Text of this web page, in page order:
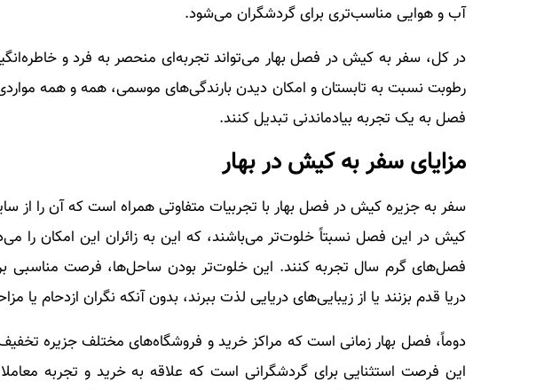
آب و هوایی مناسب‌تری برای گردشگران می‌شود.
در کل، سفر به کیش در فصل بهار می‌تواند تجربه‌ای منحصر به فرد و
رطوبت نسبت به تابستان و امکان دیدن بارندگی‌های موسمی، همه و همه
فصل به یک تجربه بیادماندنی تبدیل کنند.
مزایای سفر به کیش در بهار
سفر به جزیره کیش در فصل بهار با تجربیات متفاوتی همراه است که آن را از
کیش در این فصل نسبتاً خلوت‌تر می‌باشند، که این به زائران این امکان را
فصل‌های گرم سال تجربه کنند. این خلوت‌تر بودن ساحل‌ها، فرصت مناسبی
دریا قدم بزنند یا از زیبایی‌های دریایی لذت ببرند، بدون آنکه نگران ازدحام یا
دوماً، فصل بهار زمانی است که مراکز خرید و فروشگاه‌های مختلف جزیره
این فرصت استثنایی برای گردشگرانی است که علاقه به خرید و تجربه